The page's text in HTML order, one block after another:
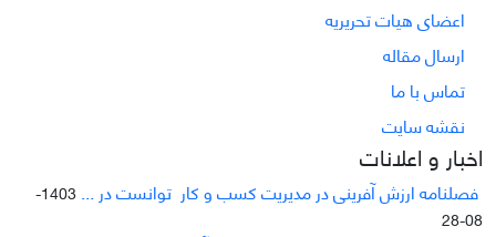
اعضای هیات تحریریه
ارسال مقاله
تماس با ما
نقشه سایت
اخبار و اعلانات
فصلنامه ارزش آفرینی در مدیریت کسب و کار توانست در ...
1403-
08-28